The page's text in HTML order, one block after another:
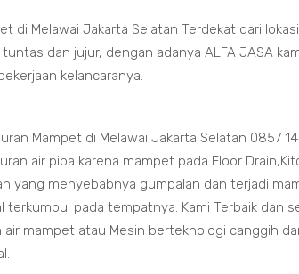
di Melawai Jakarta Selatan Terdekat dari
dan jujur, dengan adanya ALFA JASA
kelancaranya.
Mampet di Melawai Jakarta Selatan 0857
air pipa karena mampet pada Floor
yang menyebabnya gumpalan dan terjadi
terkumpul pada tempatnya. Kami Terbaik dan
air mampet atau Mesin berteknologi canggih